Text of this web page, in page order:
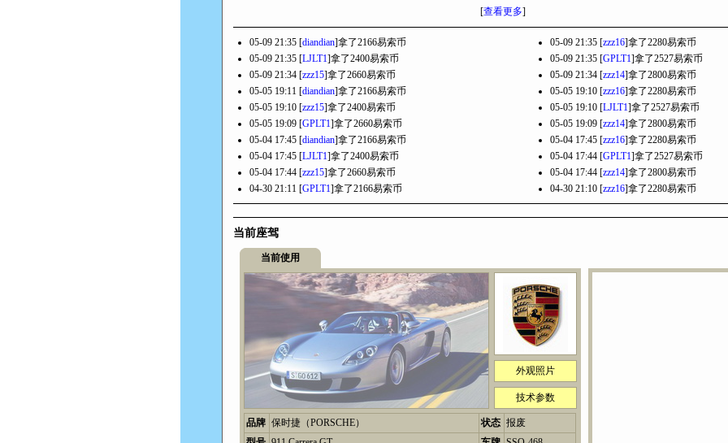
[查看更多]
05-09 21:35 [diandian]拿了2166易索币 05-09 21:35 [zzz16]拿了2280易索币
05-09 21:35 [LJLT1]拿了2400易索币 05-09 21:35 [GPLT1]拿了2527易索币
05-09 21:34 [zzz15]拿了2660易索币 05-09 21:34 [zzz14]拿了2800易索币
05-05 19:11 [diandian]拿了2166易索币 05-05 19:10 [zzz16]拿了2280易索币
05-05 19:10 [zzz15]拿了2400易索币 05-05 19:10 [LJLT1]拿了2527易索币
05-05 19:09 [GPLT1]拿了2660易索币 05-05 19:09 [zzz14]拿了2800易索币
05-04 17:45 [diandian]拿了2166易索币 05-04 17:45 [zzz16]拿了2280易索币
05-04 17:45 [LJLT1]拿了2400易索币 05-04 17:44 [GPLT1]拿了2527易索币
05-04 17:44 [zzz15]拿了2660易索币 05-04 17:44 [zzz14]拿了2800易索币
04-30 21:11 [GPLT1]拿了2166易索币 04-30 21:10 [zzz16]拿了2280易索币
当前座驾
当前使用
外观照片
技术参数
品牌 保时捷（PORSCHE） 状态 报废